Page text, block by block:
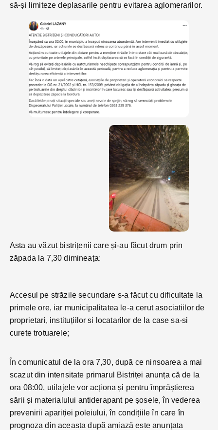
să-și limiteze deplasarile pentru evitarea aglomerarilor.
Asta au văzut bistrițenii care și-au făcut drum prin
zăpada la 7,30 dimineața:
Accesul pe străzile secundare s-a făcut cu dificultate la
primele ore, iar municipalitatea le-a cerut asociatiilor de
proprietari, instituțiilor si locatarilor de la case sa-si
curete trotuarele;
În comunicatul de la ora 7,30, după ce ninsoarea a mai
scazut din intensitate primarul Bistriței anunța că de la
ora 08:00, utilajele vor acționa și pentru împrăștierea
sării și materialului antiderapant pe șosele, în vederea
prevenirii apariției poleiului, în condițiile în care în
prognoza din aceasta după amiază este anunțata